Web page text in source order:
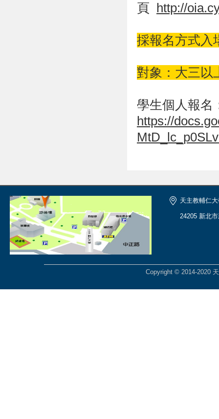
頁 http://
採報名方式入
對象：大三以
學生個人報名
https://
天主教輔仁
24205 新北
Copyright © 2014-2020